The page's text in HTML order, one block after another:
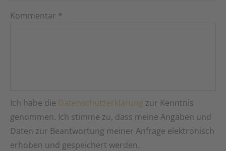
Kommentar *
Ich habe die Datenschutzerklärung zur Kenntnis
genommen. Ich stimme zu, dass meine Angaben und
Daten zur Beantwortung meiner Anfrage elektronisch
erhoben und gespeichert werden.